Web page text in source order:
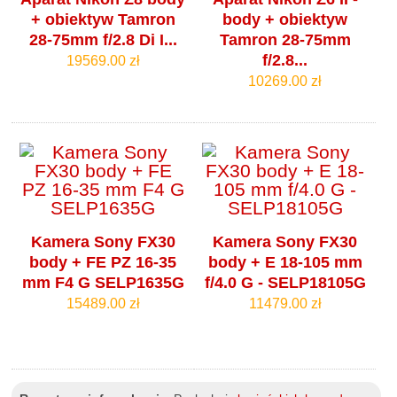
+ obiektyw Tamron
28-75mm f/2.8 Di I...
19569.00 zł
body + obiektyw
Tamron 28-75mm
f/2.8...
10269.00 zł
Kamera Sony FX30
body + FE PZ 16-35
mm F4 G SELP1635G
15489.00 zł
Kamera Sony FX30
body + E 18-105 mm
f/4.0 G - SELP18105G
11479.00 zł